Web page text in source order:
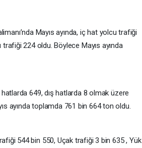
Mayıs ayında, iç hat yolcu trafiği
224 oldu. Böylece Mayıs ayında
649, dış hatlarda 8 olmak üzere
ayında toplamda 761 bin 664 ton oldu.
544 bin 550, Uçak trafiği 3 bin 635 , Yük